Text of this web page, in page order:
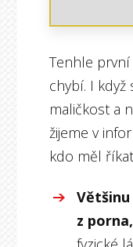
Tenhle první
chybí. I když
maličkost a
žijeme v
kdo měl
z porna,